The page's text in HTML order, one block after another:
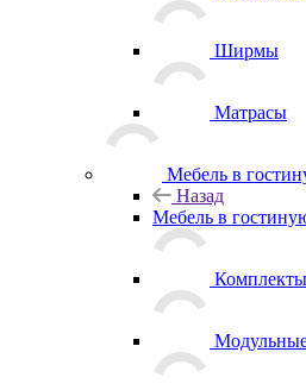
Ширмы
Матрасы
Мебель в
Назад
Мебель в